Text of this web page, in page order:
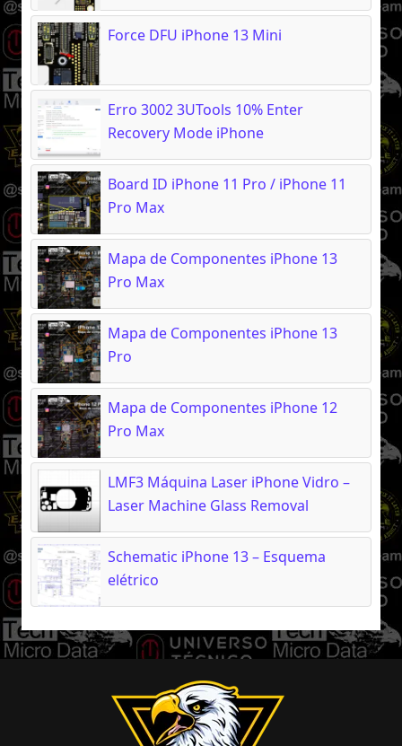
Force DFU iPhone 13 Mini
Erro 3002 3UTools 10% Enter
Recovery Mode iPhone
Board ID iPhone 11 Pro / iPhone 11
Pro Max
Mapa de Componentes iPhone 13
Pro Max
Mapa de Componentes iPhone 13
Pro
Mapa de Componentes iPhone 12
Pro Max
LMF3 Máquina Laser iPhone Vidro –
Laser Machine Glass Removal
Schematic iPhone 13 – Esquema
elétrico